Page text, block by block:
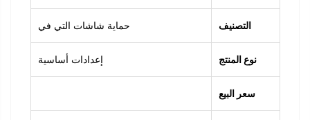
التصنيف حماية شاشات التي في
نوع المنتج إعدادات أساسية
سعر البيع